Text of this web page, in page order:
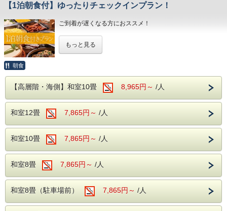
■ご夕食
旬の素材にこだわった和・洋・中のバイキング料理
さらに、アルコール・ソフトドリンク飲み放題！
※夕食時間は当日ご宿泊のお客様の人数で変動する為、詳し
いお時間については当日ホテルへ直接お問合せ下さい。
（0570-036-780）
和洋のバイキング ソフトドリンク飲み放題！
​■駐車場
駐車場を分散しご用意しております。ご到着の際は直接フロ
ント近くまでお車でお越しください。
マイクロバス（中型車以上）を駐車希望の方はホテルへ直接
お問合せ下さい。
おきください。
上野・横浜発の往復バスをご希望のお客様
は、お電話にてホテルまでお問い合わせくだ
さい。
TEL：０５７０－０３６－７８０
【1泊朝食付】ゆったりチェックインプラン！
ご到着が遅くなる方におススメ！
1泊朝食付プラン
仕事の都合上、夕食時間には間に合わない･･･というあなた
当館周辺には、珍しいワニや植物が楽しめる「熱川バナナワ
マルキングダム」など、伊豆の魅力あふれるレジャースポッ
トが満載です。
当館自慢の大自然に囲まれた露天風呂や広々とした大浴場
へ。豊かな緑と温泉が、旅の疲れを優しく癒してくれます。
さらに、館内にはカラオケルームや卓球コーナーも完備！ご
家族やご友人と、夜まで思いっきりお楽しみいただけます。
（※カラオケ・卓球は当日フロントにて事前予約制となりま
す。お気軽にお申し付けください。）
もっと見る
朝食
【高層階・海側】和室10畳 8,965円～ /人
和室12畳 7,865円～ /人
和室10畳 7,865円～ /人
和室8畳 7,865円～ /人
和室8畳（駐車場前） 7,865円～ /人